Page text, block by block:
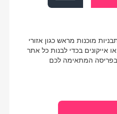
מוכנות מראש כגון אזורי
אייקונים בכדי לבנות כל אתר